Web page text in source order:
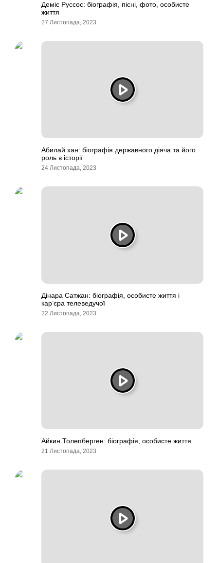
Деміс Руссос: біографія, пісні, фото, особисте
життя
27 Листопада, 2023
Абилай хан: біографія державного діяча та його
роль в історії
24 Листопада, 2023
Дінара Сатжан: біографія, особисте життя і
кар’єра телеведучої
22 Листопада, 2023
Айкин Толепберген: біографія, особисте життя
21 Листопада, 2023